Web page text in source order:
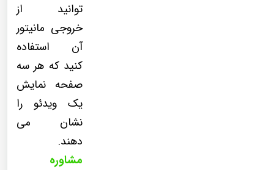
توانید از
خروجی مانیتور
آن استفاده
کنید که هر سه
صفحه نمایش
یک ویدئو را
نشان می
دهند.
مشاوره